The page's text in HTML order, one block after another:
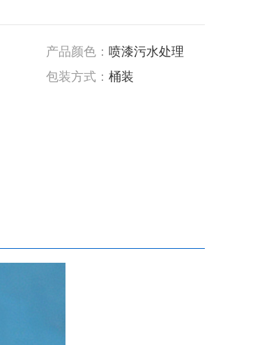
产品颜色： 喷漆污水处理
包装方式： 桶装